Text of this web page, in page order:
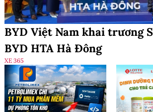
BYD Việt Nam khai trương
BYD HTA Hà Đông
XE 365